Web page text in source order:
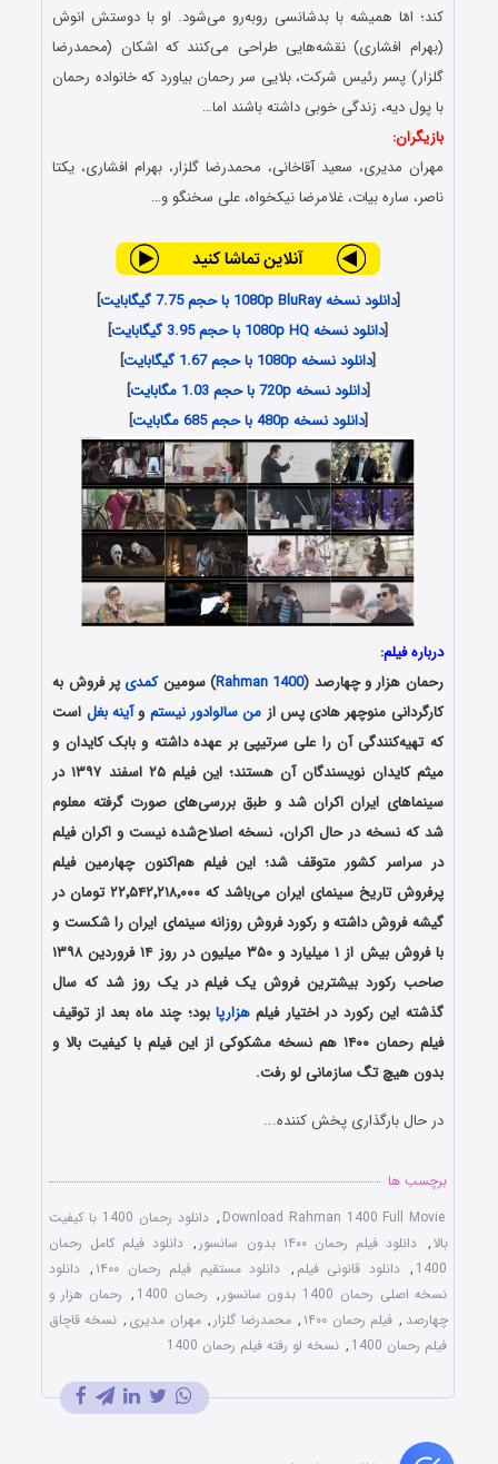
کند؛ امّا همیشه با بدشانسی روبه‌رو می‌شود. او با دوستش انوش
(بهرام افشاری) نقشه‌هایی طراحی می‌کنند که اشکان (محمدرضا
گلزار) پسر رئیس شرکت، بلایی سر رحمان بیاورد که خانواده رحمان
با پول دیه، زندگی خوبی داشته باشند اما…
بازیگران:
مهران مدیری، سعید آقاخانی، محمدرضا گلزار، بهرام افشاری، یکتا
ناصر، ساره بیات، غلامرضا نیکخواه، علی سخنگو و…
[دانلود نسخه 1080p BluRay با حجم 7.75 گیگابایت
]
[دانلود نسخه 1080p HQ با حجم 3.95 گیگابایت
]
[دانلود نسخه 1080p با حجم 1.67 گیگابایت
]
[دانلود نسخه 720p با حجم 1.03 مگابایت
]
[دانلود نسخه 480p با حجم 685 مگابایت ]
درباره فیلم:
رحمان هزار و چهارصد (Rahman 1400) سومینکمدی پر فروش به
کارگردانی منوچهر هادی پس از من سالوادور نیستم وآینه بغل است
که تهیه‌کنندگی آن را علی سرتیپی بر عهده داشته و بابک کایدان و
میثم کایدان نویسندگان آن هستند؛ این فیلم ۲۵ اسفند ۱۳۹۷ در
سینماهای ایران اکران شد و طبق بررسی‌های صورت گرفته معلوم
شد که نسخه در حال اکران، نسخه اصلاح‌شده نیست و اکران فیلم
در سراسر کشور متوقف شد؛ این فیلم هم‌اکنون چهارمین فیلم
پرفروش‌ تاریخ سینمای ایران می‌باشد که ۲۲٬۵۴۲٬۲۱۸٬۰۰۰ تومان در
گیشه فروش داشته و رکورد فروش روزانه سینمای ایران را شکست و
با فروش بیش از ۱ میلیارد و ۳۵۰ میلیون در روز ۱۴ فروردین ۱۳۹۸
صاحب رکورد بیشترین فروش یک فیلم در یک روز شد که سال
گذشته این رکورد در اختیار فیلم هزارپابود؛چند ماه بعد از توقیف
فیلم رحمان ۱۴۰۰ هم نسخه مشکوکی از این فیلم با کیفیت بالا و
بدون هیچ تگ سازمانی لو رفت.
در حال بارگذاری پخش کننده...
برچسب ها
Download Rahman 1400 Full Movie
,
دانلود رحمان 1400 با کیفیت
بالا, دانلود فیلم رحمان ۱۴۰۰ بدون سانسور , دانلود فیلم کامل رحمان
1400
, دانلود قانونی فیلم , دانلود مستقیم فیلم رحمان ۱۴۰۰ , دانلود
نسخه اصلی رحمان 1400 بدون سانسور
, رحمان 1400 , رحمان هزار و
چهارصد , فیلم رحمان ۱۴۰۰ , محمدرضا گلزار , مهران مدیری , نسخه قاچاق
فیلم رحمان 1400
, نسخه لو رفته فیلم رحمان 1400